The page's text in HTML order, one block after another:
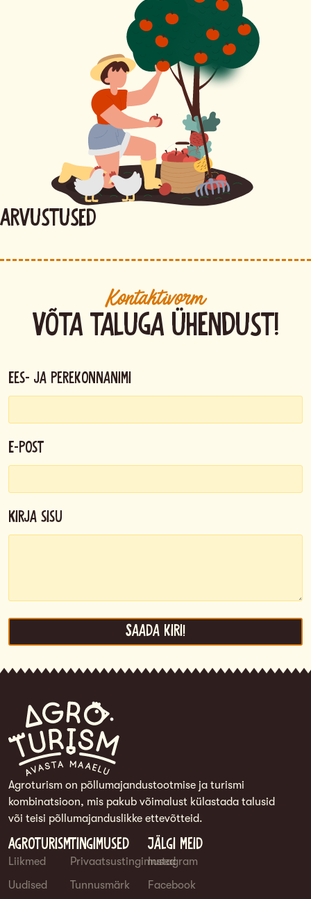
Arvustused
Kontaktivorm
Võta taluga ühendust!
Ees- ja perekonnanimi
E-post
Kirja sisu
Saada kiri!
Agroturism on põllumajandustootmise ja turismi
kombinatsioon, mis pakub võimalust külastada talusid
või teisi põllumajanduslikke ettevõtteid.
Agroturism
Liikmed
Uudised
Tingimused
Privaatsustingimused
Tunnusmärk
Jälgi meid
Instagram
Facebook